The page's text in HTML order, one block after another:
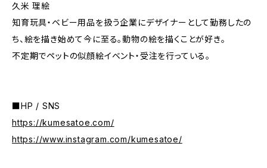
久米 理絵
知育玩具・ベビー用品を扱う企業にデザイナーとして勤務したの
ち、絵を描き始めて今に至る。動物の絵を描くことが好き。
不定期でペットの似顔絵イベント・受注を行っている。
■HP / SNS
https://kumesatoe.com/
https://www.instagram.com/kumesatoe/